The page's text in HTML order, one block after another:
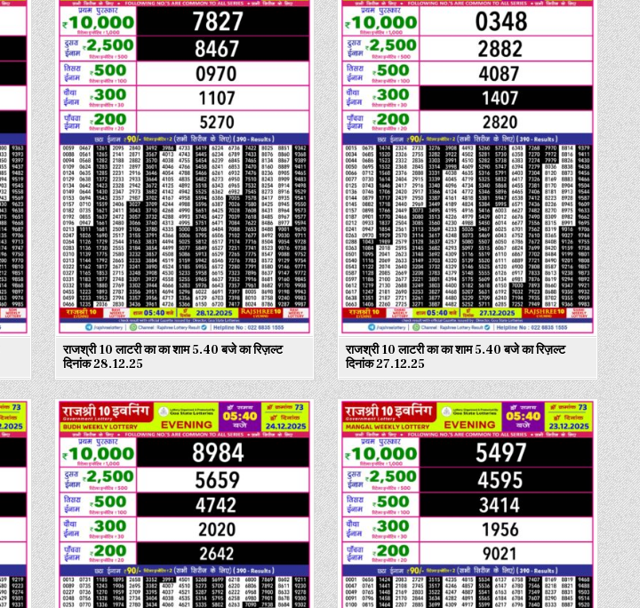
राजश्री 10 लाटरी का का शाम 5.40 बजे का रिज़ल्ट
दिनांक 28.12.25
राजश्री 10 लाटरी का का शाम 5.40 बजे का रिज़ल्ट
दिनांक 27.12.25